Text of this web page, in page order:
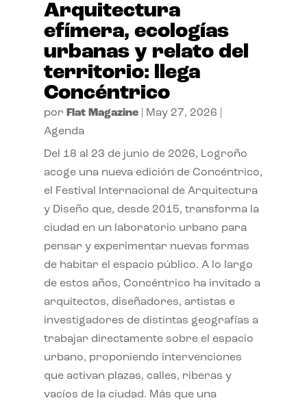
Arquitectura
efímera, ecologías
urbanas y relato del
territorio: llega
Concéntrico
por Flat Magazine| May 27, 2026
Agenda
Del 18 al 23 de junio de 2026, Logroño
acoge una nueva edición de Concéntrico,
el Festival Internacional de Arquitectura
y Diseño que, desde 2015, transforma la
ciudad en un laboratorio urbano para
pensar y experimentar nuevas formas
de habitar el espacio público. A lo largo
de estos años, Concéntrico ha invitado a
arquitectos, diseñadores, artistas e
investigadores de distintas geografías a
trabajar directamente sobre el espacio
urbano, proponiendo intervenciones
que activan plazas, calles, riberas y
vacíos de la ciudad. Más que una